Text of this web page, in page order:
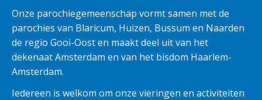
Onze parochiegemeenschap vormt samen met de
parochies van Blaricum, Huizen, Bussum en Naarden
de regio Gooi-Oost en maakt deel uit van het
dekenaat Amsterdam en van het bisdom Haarlem-
Amsterdam.
Iedereen is welkom om onze vieringen en activiteiten